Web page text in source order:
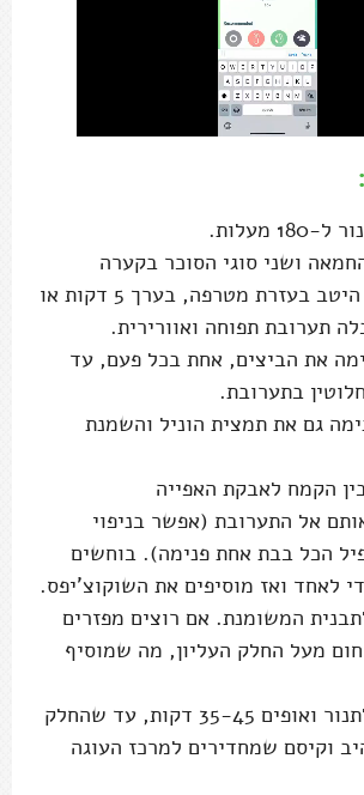
מעלות.
ושני סוגי הסוכר בקערה
ומערבבים היטב בעזרת מטרפה, בערך 5 דקות או
תערובת תפוחה ואוורירית.
את הביצים, אחת בכל פעם, עד
בתערובת.
גם את תמצית הוניל והשמנת
הקמח לאבקת האפייה
אל התערובת (אפשר בניפוי
הכל בבת אחת פנימה). בוחשים
לאחד ואז מוסיפים את השוקוצ'יפס.
המשומנת. אם רוצים מפזרים
מעל החלק העליון, מה שמוסיף
מעבירים לתנור ואופים 35-45 דקות, עד שהחלק
וקיסם שמחדירים למרכז העוגה